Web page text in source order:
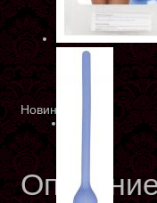
Новинка